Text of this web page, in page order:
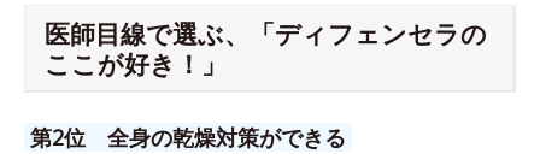
医師目線で選ぶ、「ディフェンセラの
ここが好き！」
第2位 全身の乾燥対策ができる